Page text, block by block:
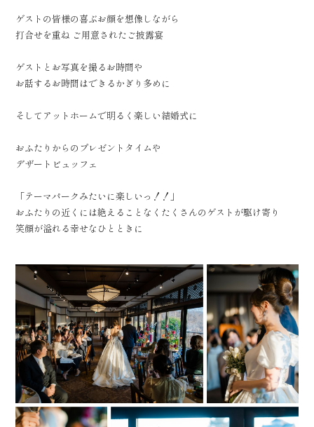
ゲストの皆様の喜ぶお顔を想像しながら
打合せを重ね ご用意されたご披露宴
ゲストとお写真を撮るお時間や
お話するお時間はできるかぎり多めに
そしてアットホームで明るく楽しい結婚式に
おふたりからのプレゼントタイムや
デザートビュッフェ
「テーマパークみたいに楽しいっ！！」
おふたりの近くには絶えることなくたくさんのゲストが駆け寄り
笑顔が溢れる幸せなひとときに